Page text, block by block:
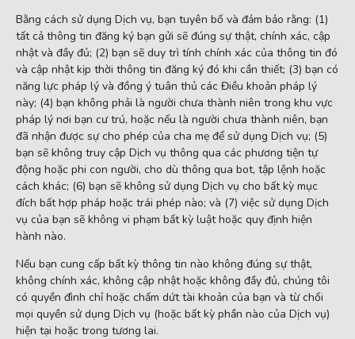
Bằng cách sử dụng Dịch vụ, bạn tuyên bố và đảm bảo rằng: (1)
tất cả thông tin đăng ký bạn gửi sẽ đúng sự thật, chính xác, cập
nhật và đầy đủ; (2) bạn sẽ duy trì tính chính xác của thông tin đó
và cập nhật kịp thời thông tin đăng ký đó khi cần thiết; (3) bạn có
năng lực pháp lý và đồng ý tuân thủ các Điều khoản pháp lý
này; (4) bạn không phải là người chưa thành niên trong khu vực
pháp lý nơi bạn cư trú, hoặc nếu là người chưa thành niên, bạn
đã nhận được sự cho phép của cha mẹ để sử dụng Dịch vụ; (5)
bạn sẽ không truy cập Dịch vụ thông qua các phương tiện tự
động hoặc phi con người, cho dù thông qua bot, tập lệnh hoặc
cách khác; (6) bạn sẽ không sử dụng Dịch vụ cho bất kỳ mục
đích bất hợp pháp hoặc trái phép nào; và (7) việc sử dụng Dịch
vụ của bạn sẽ không vi phạm bất kỳ luật hoặc quy định hiện
hành nào.
Nếu bạn cung cấp bất kỳ thông tin nào không đúng sự thật,
không chính xác, không cập nhật hoặc không đầy đủ, chúng tôi
có quyền đình chỉ hoặc chấm dứt tài khoản của bạn và từ chối
mọi quyền sử dụng Dịch vụ (hoặc bất kỳ phần nào của Dịch vụ)
hiện tại hoặc trong tương lai.